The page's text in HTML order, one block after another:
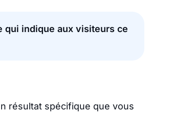
qui indique aux visiteurs ce
résultat spécifique que vous